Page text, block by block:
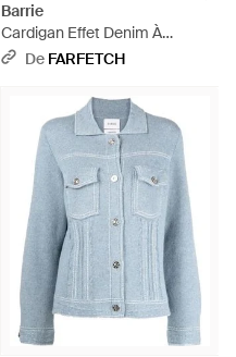
Barrie
Cardigan Effet Denim À
Coutures Contrastantes - Bleu
De FARFETCH